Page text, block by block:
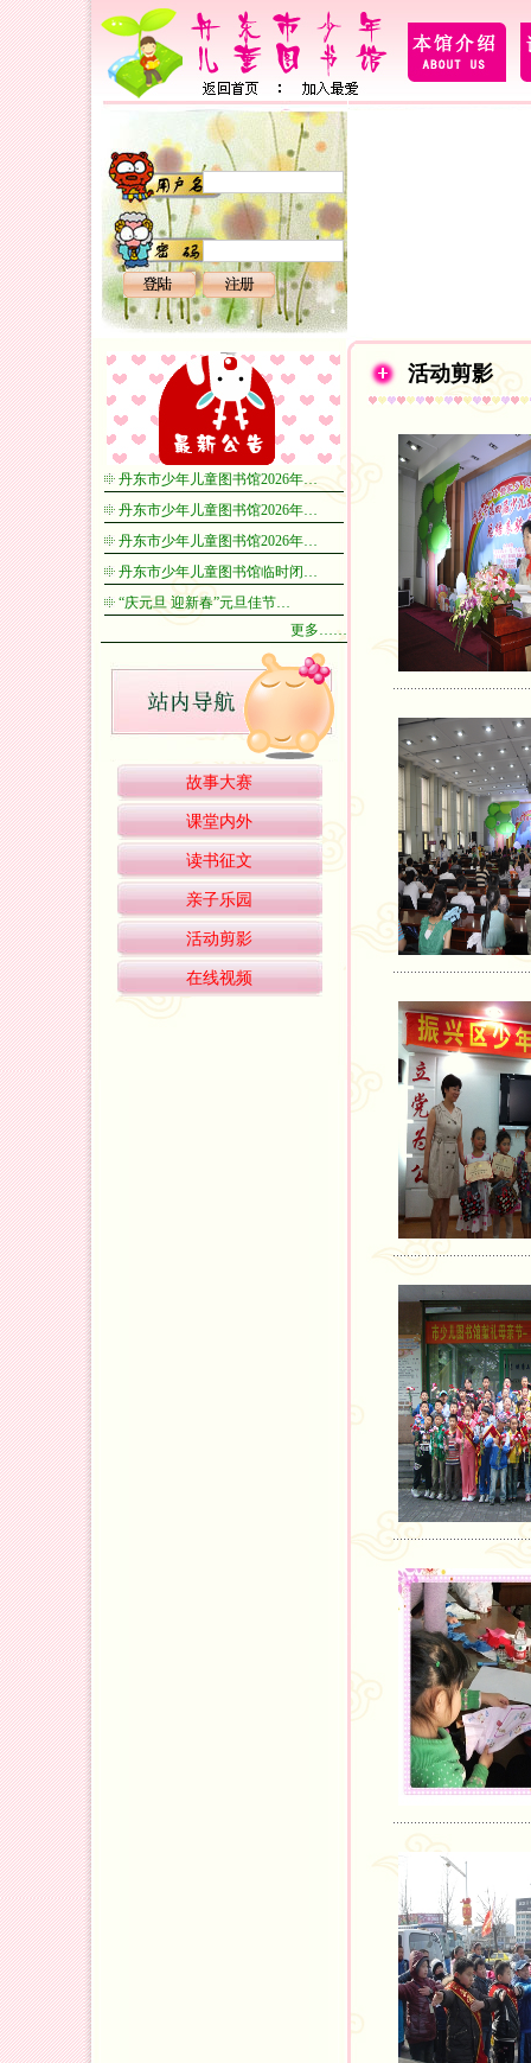
丹东市少年儿童图书馆2026年…
丹东市少年儿童图书馆2026年…
丹东市少年儿童图书馆2026年…
丹东市少年儿童图书馆临时闭…
“庆元旦 迎新春”元旦佳节…
更多……
故事大赛
课堂内外
读书征文
亲子乐园
活动剪影
在线视频
活动剪影